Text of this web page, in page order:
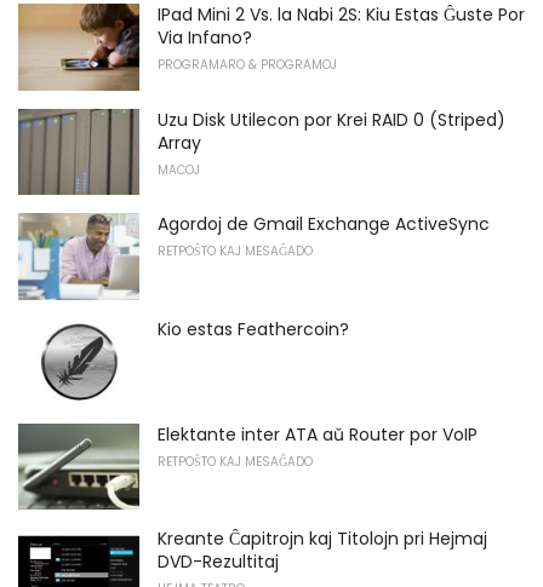
IPad Mini 2 Vs. la Nabi 2S: Kiu Estas Ĝuste Por
Via Infano?
PROGRAMARO & PROGRAMOJ
Uzu Disk Utilecon por Krei RAID 0 (Striped)
Array
MACOJ
Agordoj de Gmail Exchange ActiveSync
RETPOŜTO KAJ MESAĜADO
Kio estas Feathercoin?
Elektante inter ATA aŭ Router por VoIP
RETPOŜTO KAJ MESAĜADO
Kreante Ĉapitrojn kaj Titolojn pri Hejmaj
DVD-Rezultitaj